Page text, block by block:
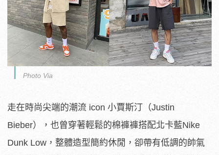
Photo Via
走在時尚尖端的潮流 icon 小賈斯汀（Justin
Bieber），也曾穿著輕鬆的棉褲褲搭配北卡藍Nike
Dunk Low，整體造型簡約休閒，卻帶有低調的帥氣